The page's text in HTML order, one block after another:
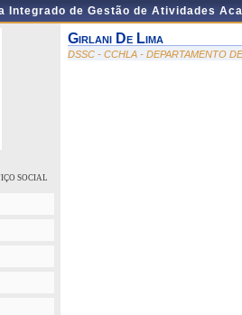
Integrado de Gestão de Atividades
SOCIAL
Girlani De Lima
DSSC - CCHLA - DEPARTAMENTO